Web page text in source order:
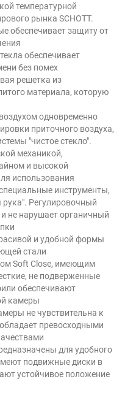
температурной
рынка SCHOTT.
обеспечивает защиту от
обеспечивает
без помех
решетка из
материала, которую
одновременно
приточного воздуха,
"чистое стекло".
механикой,
и высокой
использования
инструменты,
Регулировочный
не нарушает органичный
и удобной формы
стали
Soft Close, имеющим
не подверженные
обеспечивают
камеры
не чувствительна к
превосходными
для удобного
подвижные диски в
устойчивое положение